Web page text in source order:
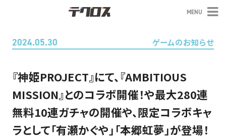
MENU
2024.05.30 ゲームのお知らせ
『神姫PROJECT』にて、『AMBITIOUS
MISSION』とのコラボ開催！や最大280連
無料10連ガチャの開催や、限定コラボキャ
ラとして「有瀬かぐや」「本郷虹夢」が登場！